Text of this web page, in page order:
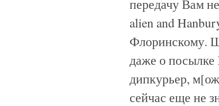
передачу Вам
alien and
Флоринскому.
даже о
дипкурьер,
сейчас еще не